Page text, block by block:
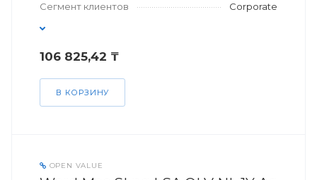
Сегмент клиентов
Corporate
106 825,42 ₸
В КОРЗИНУ
OPEN VALUE